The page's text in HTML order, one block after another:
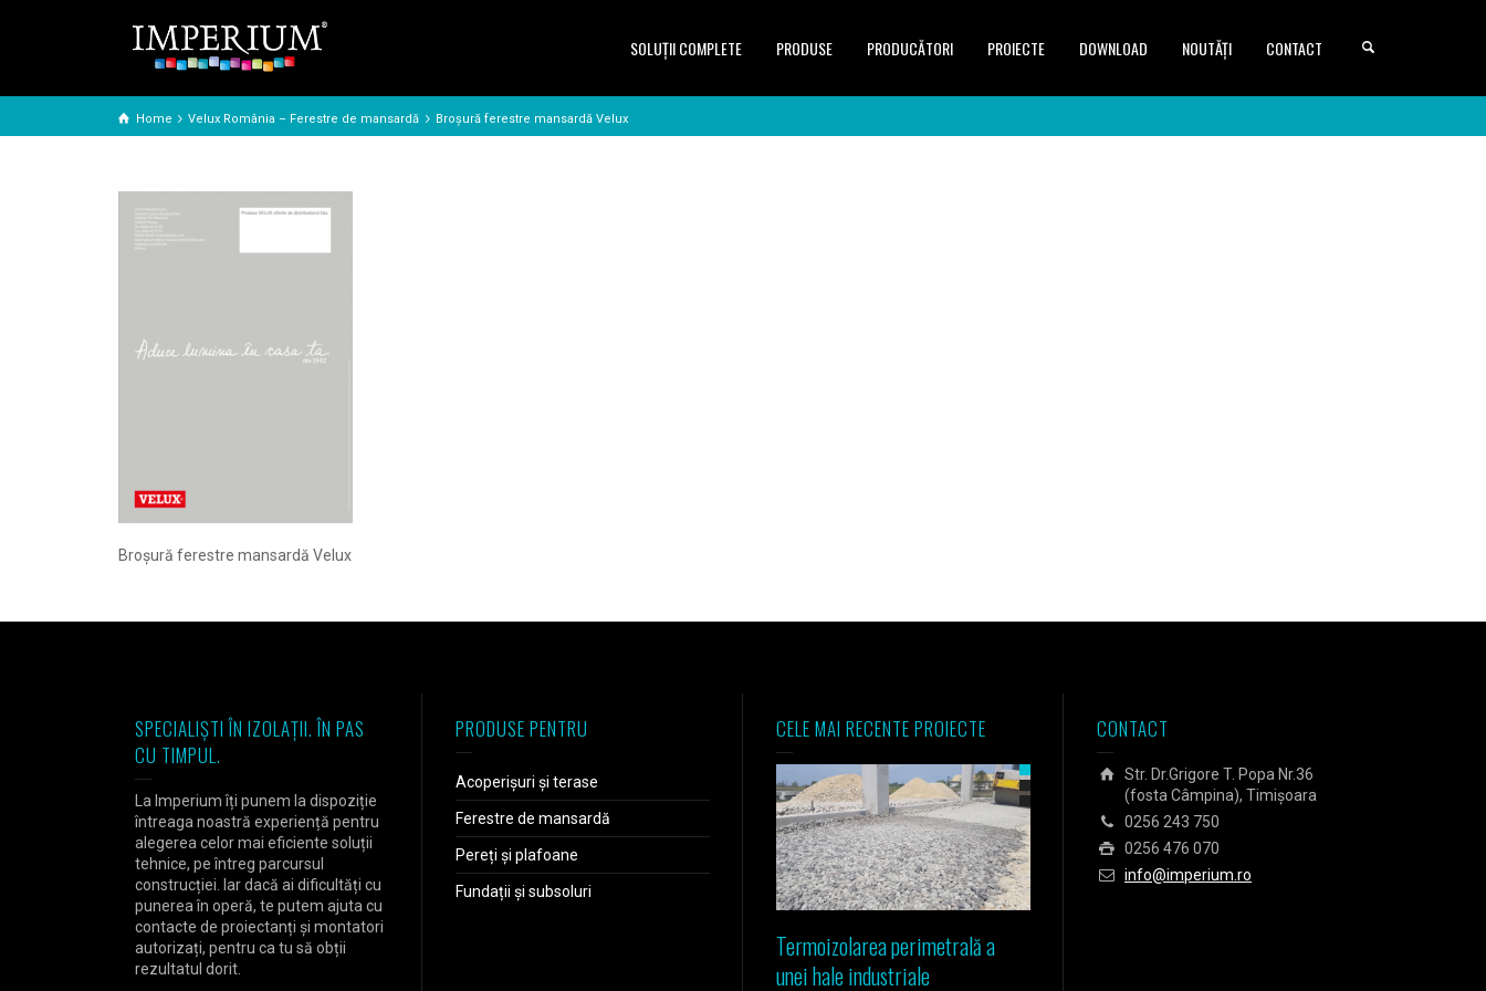
SOLUŢII COMPLETE PRODUSE PRODUCĂTORI PROIECTE DOWNLOAD NOUTĂȚI CONTACT
Home Velux România – Ferestre de mansardă Broșură ferestre mansardă Velux
Broșură ferestre mansardă Velux
SPECIALIȘTI ÎN IZOLAȚII. ÎN PAS
CU TIMPUL.
La Imperium îți punem la dispoziție
întreaga noastră experiență pentru
alegerea celor mai eficiente soluții
tehnice, pe întreg parcursul
construcției. Iar dacă ai dificultăți cu
punerea în operă, te putem ajuta cu
contacte de proiectanți și montatori
autorizați, pentru ca tu să obții
rezultatul dorit.
PRODUSE PENTRU
Acoperișuri și terase
Ferestre de mansardă
Pereți și plafoane
Fundații și subsoluri
CELE MAI RECENTE PROIECTE
Termoizolarea perimetrală a
unei hale industriale
CONTACT
Str. Dr.Grigore T. Popa Nr.36
(fosta Câmpina), Timișoara
0256 243 750
0256 476 070
info@imperium.ro